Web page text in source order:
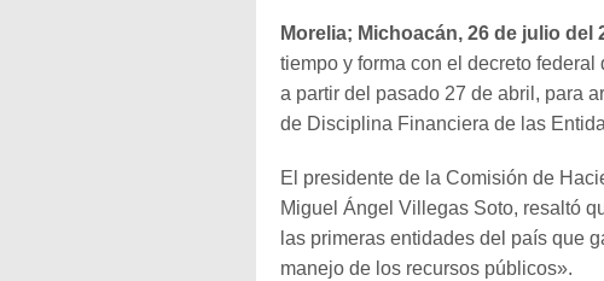
Morelia; Michoacán, 26 de julio del
tiempo y forma con el decreto
a partir del pasado 27 de abril, para
de Disciplina Financiera de las
El presidente de la Comisión de
Miguel Ángel Villegas Soto, resaltó
las primeras entidades del país que
manejo de los recursos públicos».